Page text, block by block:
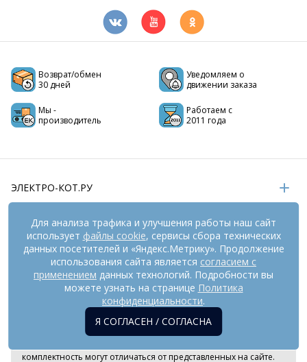
Возврат/обмен
30 дней
Уведомляем о
движении заказа
Мы -
производитель
Работаем с
2011 года
ЭЛЕКТРО-КОТ.РУ
ИНФОРМАЦИЯ
РЕКВИЗИТЫ
На информационном ресурсе применяются
рекомендательные технологии (информационные технологии
предоставления информации на основе сбора,
систематизации и анализа сведений, относящихся к
предпочтениям пользователей сети «Интернет», находящихся
комплектность могут отличаться от представленных на сайте.
Для анализа трафика и улучшения работы наш сайт
использует файлы cookie, сервисы сбора технических
данных посетителей и «Яндекс.Метрику». Продолжение
использования сайта является согласием с
применением данных технологий. Подробности вы
можете узнать на странице Политика
конфиденциальности.
Я СОГЛАСЕН / СОГЛАСНА